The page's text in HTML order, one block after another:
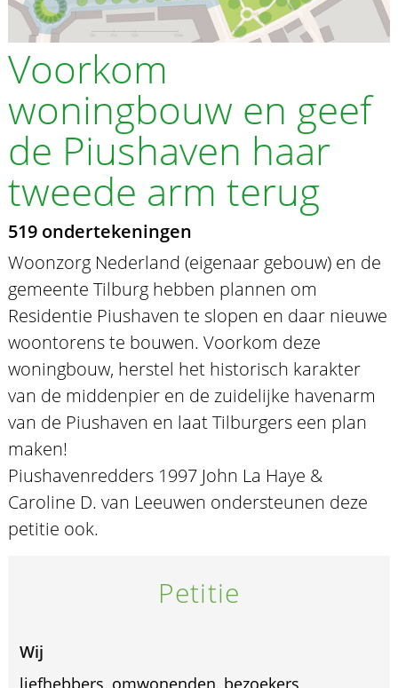
Voorkom
woningbouw en geef
de Piushaven haar
tweede arm terug
519 ondertekeningen
Woonzorg Nederland (eigenaar gebouw) en de
gemeente Tilburg hebben plannen om
Residentie Piushaven te slopen en daar nieuwe
woontorens te bouwen. Voorkom deze
woningbouw, herstel het historisch karakter
van de middenpier en de zuidelijke havenarm
van de Piushaven en laat Tilburgers een plan
maken!
Piushavenredders 1997 John La Haye &
Caroline D. van Leeuwen ondersteunen deze
petitie ook.
Petitie
Wij
liefhebbers, omwonenden, bezoekers